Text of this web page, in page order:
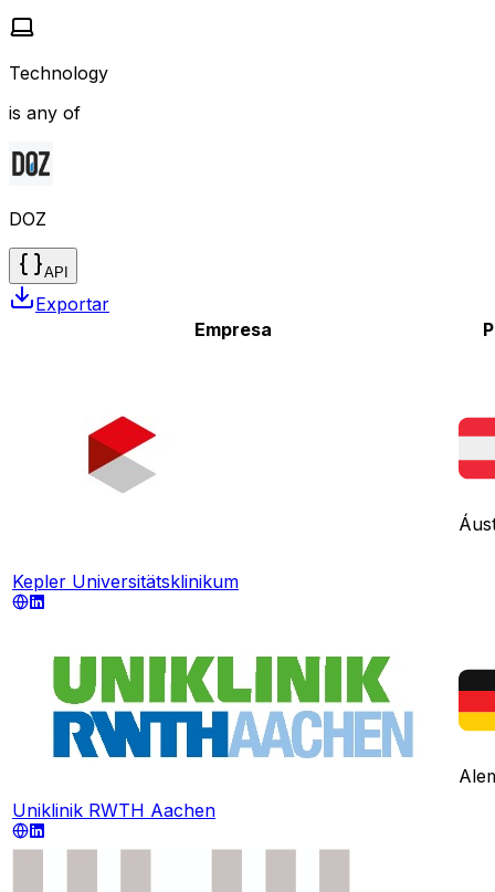
Technology
is any of
DOZ
API
Exportar
Empresa
Kepler Universitätsklinikum
Uniklinik RWTH Aachen